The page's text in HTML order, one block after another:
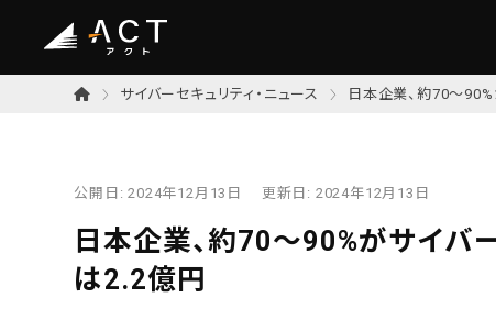
サイバーセキュリティ・ニュース 日本企業、約70～
公開日:2024年12月13日 更新日: 2024年12月13日
日本企業、約70～90%がサイ
は2.2億円